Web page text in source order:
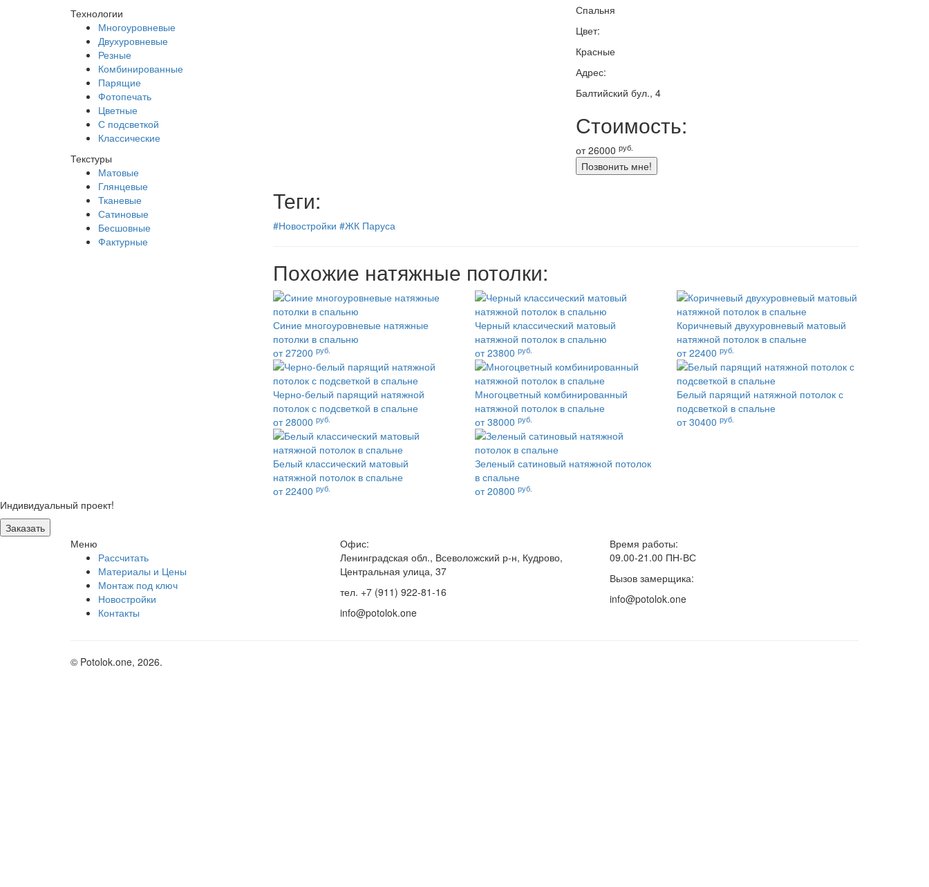
Технологии
Многоуровневые
Двухуровневые
Резные
Комбинированные
Парящие
Фотопечать
Цветные
С подсветкой
Классические
Текстуры
Матовые
Глянцевые
Тканевые
Сатиновые
Бесшовные
Фактурные
Спальня
Цвет:
Красные
Адрес:
Балтийский бул., 4
Стоимость:
от26000руб.
Позвонить мне!
Теги:
#Новостройки #ЖК Паруса
Похожие натяжные потолки:
Синие многоуровневые натяжные
потолки в спальню
от 27200 руб.
Черный классический матовый
натяжной потолок в спальню
от 23800 руб.
Коричневый двухуровневый матовый
натяжной потолок в спальне
от 22400руб.
Черно-белый парящий натяжной
потолок с подсветкой в спальне
от 28000 руб.
Многоцветный комбинированный
натяжной потолок в спальне
от 38000 руб.
Белый парящий натяжной потолок с
подсветкой в спальне
от 30400руб.
Белый классический матовый
натяжной потолок в спальне
от 22400 руб.
Зеленый сатиновый натяжной потолок
в спальне
от 20800 руб.
Индивидуальный проект!
Заказать
Меню
Рассчитать
Материалы и Цены
Монтаж под ключ
Новостройки
Контакты
Офис:
Ленинградская обл., Всеволожский р-н, Кудрово,
Центральная улица, 37
тел. +7 (911) 922-81-16
info@potolok.one
Время работы:
09.00-21.00 ПН-ВС
Вызов замерщика:
info@potolok.one
© Potolok.one, 2026.